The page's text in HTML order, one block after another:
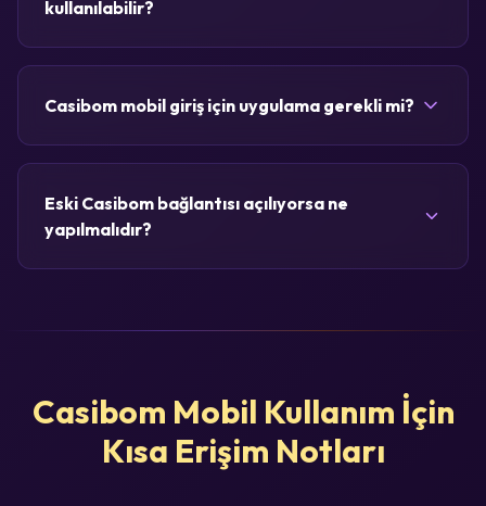
kullanılabilir?
Casibom mobil giriş için uygulama gerekli mi?
Eski Casibom bağlantısı açılıyorsa ne
yapılmalıdır?
Casibom Mobil Kullanım İçin
Kısa Erişim Notları